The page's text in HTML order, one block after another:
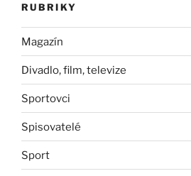
RUBRIKY
Magazín
Divadlo, film, televize
Sportovci
Spisovatelé
Sport